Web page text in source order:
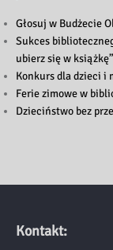
Głosuj w Budżecie
Sukces
ubierz się w książkę”
Konkurs dla dzieci i
Ferie zimowe w
Dzieciństwo bez
Kontakt: